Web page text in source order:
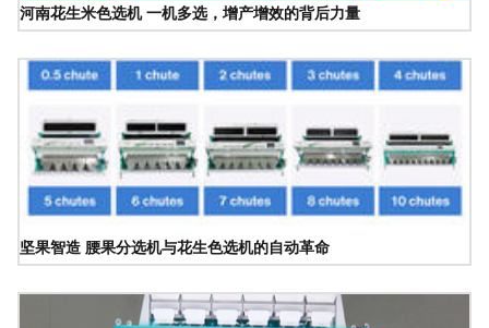
河南花生米色选机 一机多选，增产增效的背后力量
坚果智造 腰果分选机与花生色选机的自动革命